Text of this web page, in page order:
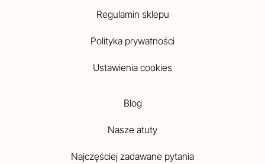
Regulamin sklepu
Polityka prywatności
Ustawienia cookies
Blog
Nasze atuty
Najczęściej zadawane pytania